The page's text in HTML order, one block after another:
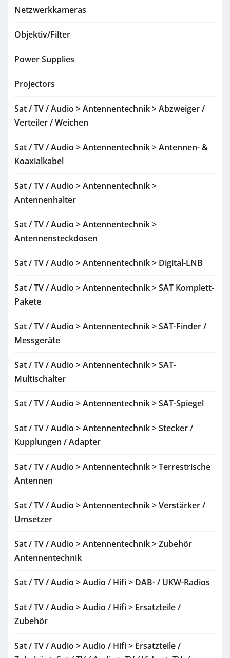
Netzwerkkameras
Objektiv/Filter
Power Supplies
Projectors
Sat / TV / Audio > Antennentechnik > Abzweiger /
Verteiler / Weichen
Sat / TV / Audio > Antennentechnik > Antennen- &
Koaxialkabel
Sat / TV / Audio > Antennentechnik >
Antennenhalter
Sat / TV / Audio > Antennentechnik >
Antennensteckdosen
Sat / TV / Audio > Antennentechnik > Digital-LNB
Sat / TV / Audio > Antennentechnik > SAT Komplett-
Pakete
Sat / TV / Audio > Antennentechnik > SAT-Finder /
Messgeräte
Sat / TV / Audio > Antennentechnik > SAT-
Multischalter
Sat / TV / Audio > Antennentechnik > SAT-Spiegel
Sat / TV / Audio > Antennentechnik > Stecker /
Kupplungen / Adapter
Sat / TV / Audio > Antennentechnik > Terrestrische
Antennen
Sat / TV / Audio > Antennentechnik > Verstärker /
Umsetzer
Sat / TV / Audio > Antennentechnik > Zubehör
Antennentechnik
Sat / TV / Audio > Audio / Hifi > DAB- / UKW-Radios
Sat / TV / Audio > Audio / Hifi > Ersatzteile /
Zubehör
Sat / TV / Audio > Audio / Hifi > Ersatzteile /